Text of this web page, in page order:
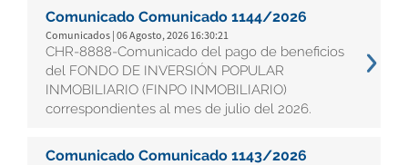
Comunicado Comunicado 1144/2026
Comunicados | 06 Agosto, 2026 16:30:21
CHR-8888-Comunicado del pago de beneficios
del FONDO DE INVERSIÓN POPULAR
INMOBILIARIO (FINPO INMOBILIARIO)
correspondientes al mes de julio del 2026.
Comunicado Comunicado 1143/2026